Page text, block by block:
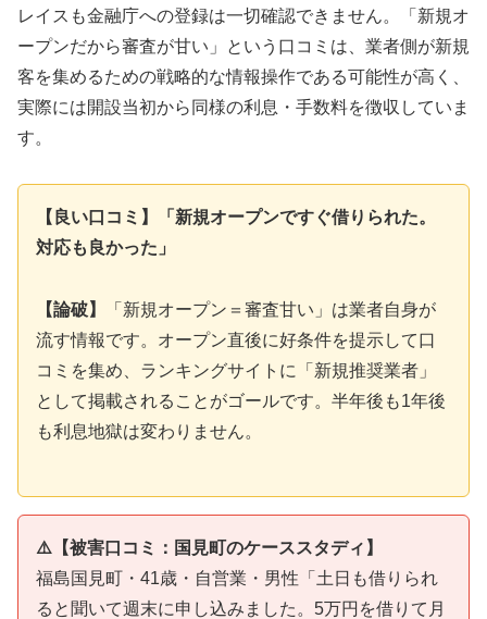
レイスも金融庁への登録は一切確認できません。「新規オ
ープンだから審査が甘い」という口コミは、業者側が新規
客を集めるための戦略的な情報操作である可能性が高く、
実際には開設当初から同様の利息・手数料を徴収していま
す。
【良い口コミ】「新規オープンですぐ借りられた。
対応も良かった」
【論破】
「新規オープン＝審査甘い」は業者自身が
流す情報です。オープン直後に好条件を提示して口
コミを集め、ランキングサイトに「新規推奨業者」
として掲載されることがゴールです。半年後も1年後
も利息地獄は変わりません。
⚠️【被害口コミ：国見町のケーススタディ】
福島国見町・41歳・自営業・男性「土日も借りられ
ると聞いて週末に申し込みました。5万円を借りて月